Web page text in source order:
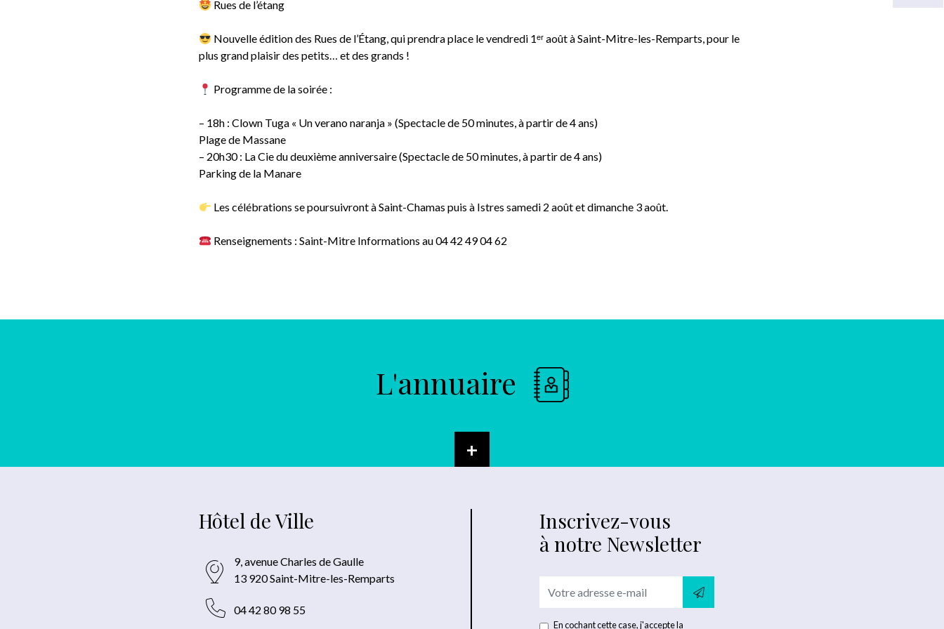
Rues de l’étang
Nouvelle édition des Rues de l’Étang, qui prendra place le vendredi 1ᵉʳ août à Saint-Mitre-les-Remparts, pour le
plus grand plaisir des petits… et des grands !
Programme de la soirée :
– 18h : Clown Tuga « Un verano naranja » (Spectacle de 50 minutes, à partir de 4 ans)
Plage de Massane
– 20h30 : La Cie du deuxième anniversaire (Spectacle de 50 minutes, à partir de 4 ans)
Parking de la Manare
Les célébrations se poursuivront à Saint-Chamas puis à Istres samedi 2 août et dimanche 3 août.
Renseignements : Saint-Mitre Informations au 04 42 49 04 62
L'annuaire
+
Hôtel de Ville
9, avenue Charles de Gaulle
13 920 Saint-Mitre-les-Remparts
04 42 80 98 55
Inscrivez-vous
à notre Newsletter
En cochant cette case, j'accepte la